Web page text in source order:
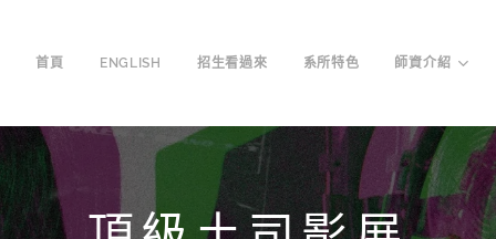
首頁 ENGLISH 招生看過來 系所特色 師資介紹